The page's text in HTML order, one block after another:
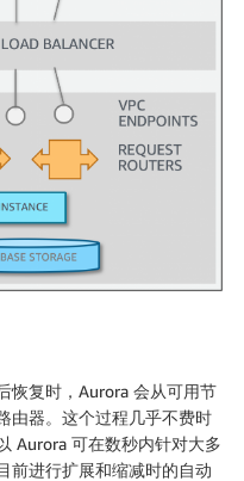
恢复时，Aurora 会从可用节
由器。这个过程几乎不费时
Aurora 可在数秒内针对大多
前进行扩展和缩减时的自动